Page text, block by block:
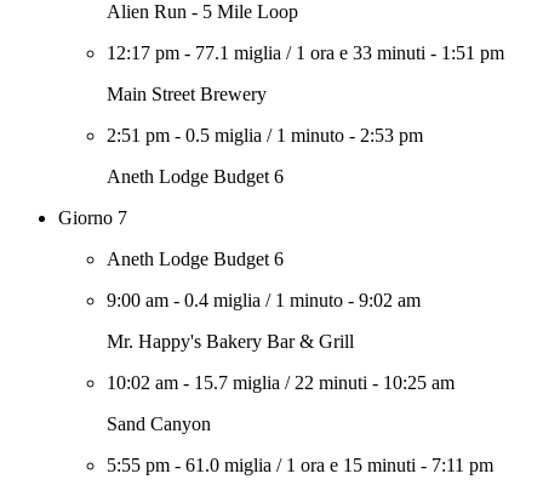
Alien Run - 5 Mile Loop
12:17 pm - 77.1 miglia / 1 ora e 33 minuti - 1:51 pm
Main Street Brewery
2:51 pm - 0.5 miglia / 1 minuto - 2:53 pm
Aneth Lodge Budget 6
Giorno 7
Aneth Lodge Budget 6
9:00 am - 0.4 miglia / 1 minuto - 9:02 am
Mr. Happy's Bakery Bar & Grill
10:02 am - 15.7 miglia / 22 minuti - 10:25 am
Sand Canyon
5:55 pm - 61.0 miglia / 1 ora e 15 minuti - 7:11 pm